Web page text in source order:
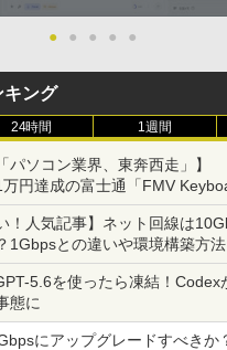
● ● ● ● ●
キング
24時間 1週間
パソコン業界、東奔西走」】
円達成の富士通「FMV
！人気記事】ネット回線は
1Gbpsとの違いや環境構築方
5.6を使ったら凍結！Codex
態に
にアップグレードすべきか